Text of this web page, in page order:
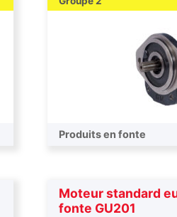
Produits en fonte
Moteur standard
fonte GU201